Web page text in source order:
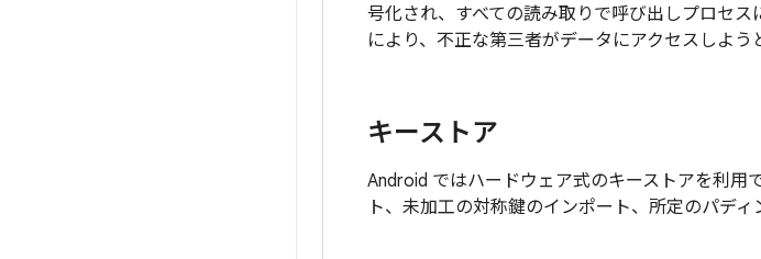
号化され、すべての読み取りで呼び出しプロセ
により、不正な第三者がデータにアクセスしよう
キーストア
Android ではハードウェア式のキーストアを利用
ト、未加工の対称鍵のインポート、所定のパデ